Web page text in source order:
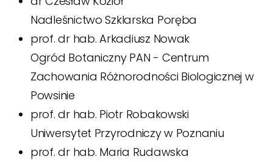
Nadleśnictwo Szklarska Poręba
prof. dr hab. Arkadiusz Nowak
Ogród Botaniczny PAN - Centrum
Zachowania Różnorodności Biologicznej w
Powsinie
prof. dr hab. Piotr Robakowski
Uniwersytet Przyrodniczy w Poznaniu
prof. dr hab. Maria Rudawska